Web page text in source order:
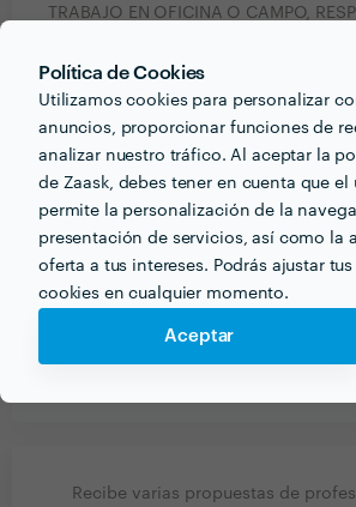
Política de Cookies
Utilizamos cookies para personalizar
anuncios, proporcionar funciones de
analizar nuestro tráfico. Al aceptar la
de Zaask, debes tener en cuenta que el
permite la personalización de la
presentación de servicios, así como la
oferta a tus intereses. Podrás ajustar
cookies en cualquier momento.
Aceptar
TRABAJO EN OFICINA O CAMPO,
FACILIDAD COMUNICACIONAL
Pedir presupuestos
Contactar profesional
Verificar disponibilidad
Información validada
email Correo
Recibe varias propuestas de